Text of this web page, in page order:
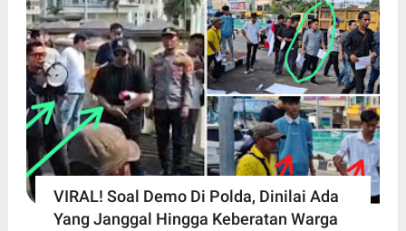
VIRAL! Soal Demo Di Polda, Dinilai Ada
Yang Janggal Hingga Keberatan Warga